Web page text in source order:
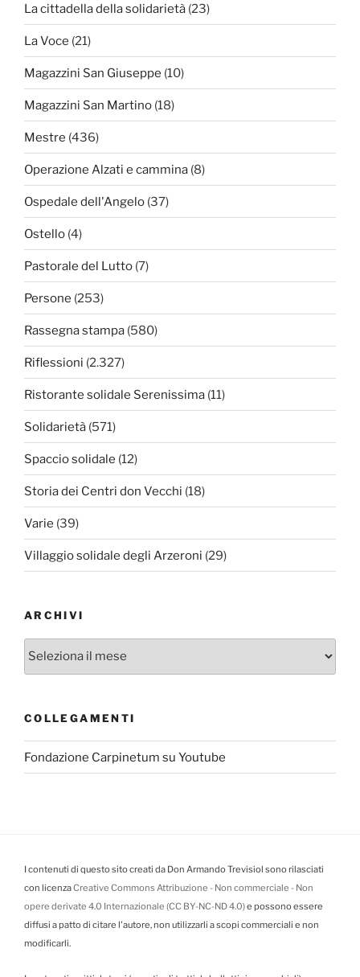
La cittadella della solidarietà (23)
La Voce (21)
Magazzini San Giuseppe (10)
Magazzini San Martino (18)
Mestre (436)
Operazione Alzati e cammina (8)
Ospedale dell'Angelo (37)
Ostello (4)
Pastorale del Lutto (7)
Persone (253)
Rassegna stampa (580)
Riflessioni (2.327)
Ristorante solidale Serenissima (11)
Solidarietà (571)
Spaccio solidale (12)
Storia dei Centri don Vecchi (18)
Varie (39)
Villaggio solidale degli Arzeroni (29)
ARCHIVI
Archivi
COLLEGAMENTI
Fondazione Carpinetum su Youtube
I contenuti di questo sito creati da Don Armando Trevisiol sono rilasciati
con licenzaCreative Commons Attribuzione - Non commerciale - Non
opere derivate 4.0 Internazionale (CC BY-NC-ND 4.0)e possono essere
diffusi a patto di citare l'autore, non utilizzarli a scopi commerciali e non
modificarli.